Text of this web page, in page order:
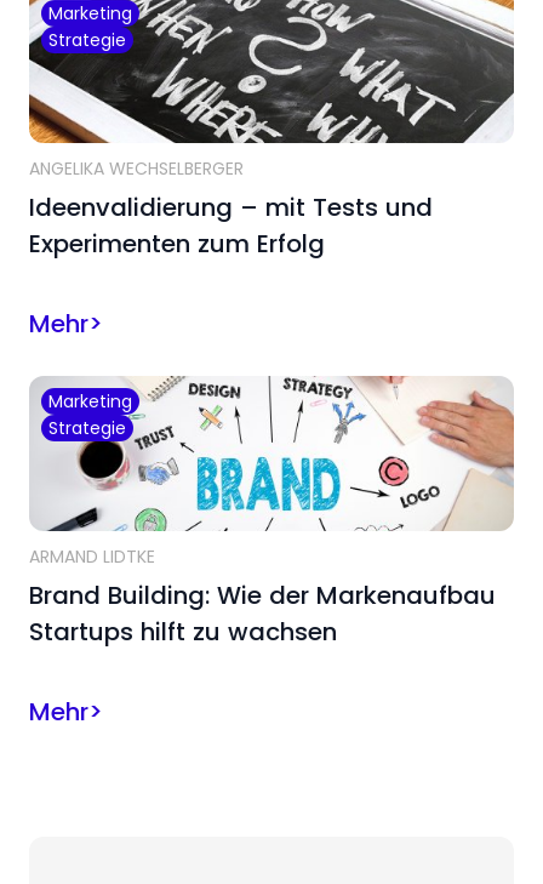
Marketing
Strategie
ANGELIKA WECHSELBERGER
Ideenvalidierung – mit Tests und
Experimenten zum Erfolg
Mehr>
Marketing
Strategie
ARMAND LIDTKE
Brand Building: Wie der Markenaufbau
Startups hilft zu wachsen
Mehr>